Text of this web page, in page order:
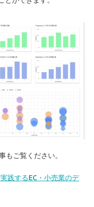
もご覧ください。
践するEC・小売業のデ